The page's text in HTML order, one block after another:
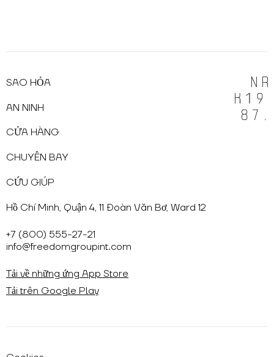
SAO HỎA
AN NINH
CỬA HÀNG
CHUYẾN BAY
CỨU GIÚP
Hồ Chí Minh, Quận 4, 11 Đoàn Văn Bơ, Ward 12
+7 (800) 555-27-21
info@freedomgroupint.com
Tải về những ứng App Store
Tải trên Google Play